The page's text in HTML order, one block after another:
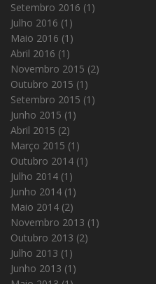
Setembro 2016 (1)
Julho 2016 (1)
Maio 2016 (1)
Abril 2016 (1)
Novembro 2015 (2)
Outubro 2015 (1)
Setembro 2015 (1)
Junho 2015 (1)
Abril 2015 (2)
Março 2015 (1)
Outubro 2014 (1)
Julho 2014 (1)
Junho 2014 (1)
Maio 2014 (2)
Novembro 2013 (1)
Outubro 2013 (2)
Julho 2013 (1)
Junho 2013 (1)